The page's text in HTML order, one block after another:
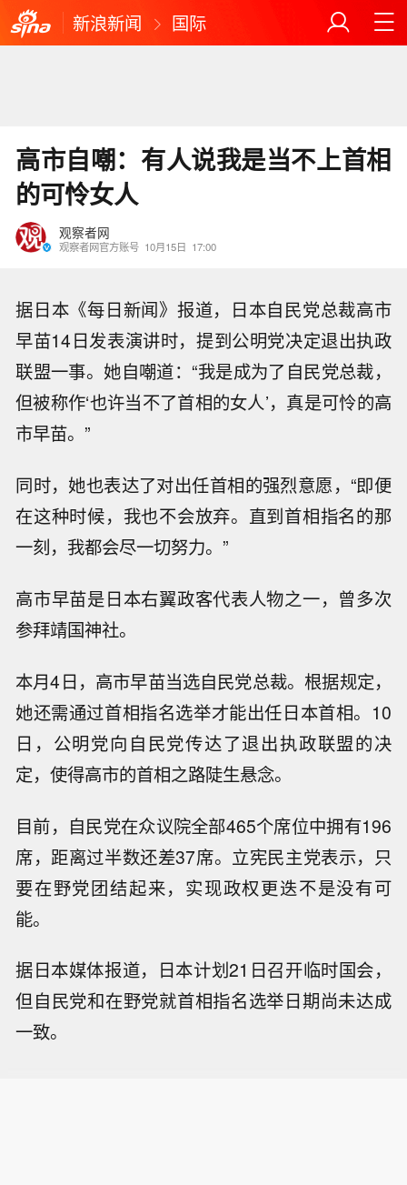
新浪新闻 国际
高市自嘲：有人说我是当不上首相
的可怜女人
观察者网
观察者网官方账号 10月15日 17:00
据日本《每日新闻》报道，日本自民党总裁高市
早苗14日发表演讲时，提到公明党决定退出执政
联盟一事。她自嘲道：“我是成为了自民党总裁，
但被称作‘也许当不了首相的女人’，真是可怜的高
市早苗。”
同时，她也表达了对出任首相的强烈意愿，“即便
在这种时候，我也不会放弃。直到首相指名的那
一刻，我都会尽一切努力。”
高市早苗是日本右翼政客代表人物之一，曾多次
参拜靖国神社。
本月4日，高市早苗当选自民党总裁。根据规定，
她还需通过首相指名选举才能出任日本首相。10
日，公明党向自民党传达了退出执政联盟的决
定，使得高市的首相之路陡生悬念。
目前，自民党在众议院全部465个席位中拥有196
席，距离过半数还差37席。立宪民主党表示，只
要在野党团结起来，实现政权更迭不是没有可
能。
据日本媒体报道，日本计划21日召开临时国会，
但自民党和在野党就首相指名选举日期尚未达成
一致。